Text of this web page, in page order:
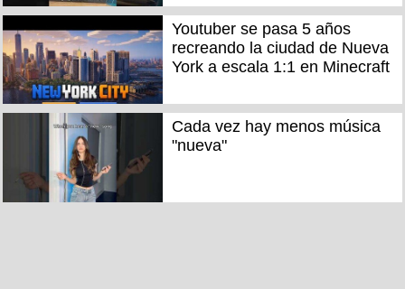
Youtuber se pasa 5 años
recreando la ciudad de Nueva
York a escala 1:1 en Minecraft
Cada vez hay menos música
"nueva"